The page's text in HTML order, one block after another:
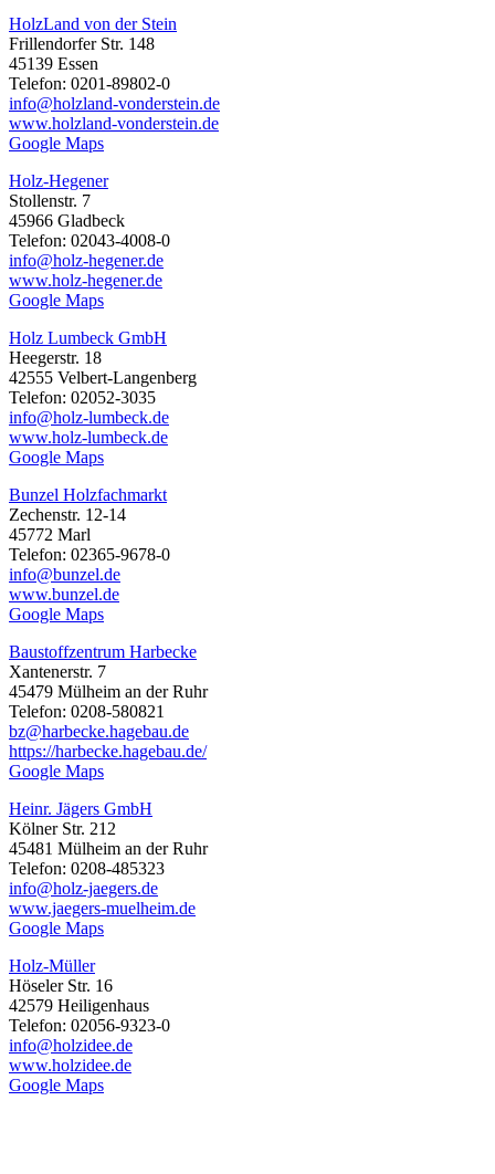
HolzLand von der Stein
Frillendorfer Str. 148
45139 Essen
Telefon: 0201-89802-0
info@holzland-vonderstein.de
www.holzland-vonderstein.de
Google Maps
Holz-Hegener
Stollenstr. 7
45966 Gladbeck
Telefon: 02043-4008-0
info@holz-hegener.de
www.holz-hegener.de
Google Maps
Holz Lumbeck GmbH
Heegerstr. 18
42555 Velbert-Langenberg
Telefon: 02052-3035
info@holz-lumbeck.de
www.holz-lumbeck.de
Google Maps
Bunzel Holzfachmarkt
Zechenstr. 12-14
45772 Marl
Telefon: 02365-9678-0
info@bunzel.de
www.bunzel.de
Google Maps
Baustoffzentrum Harbecke
Xantenerstr. 7
45479 Mülheim an der Ruhr
Telefon: 0208-580821
bz@harbecke.hagebau.de
https://harbecke.hagebau.de/
Google Maps
Heinr. Jägers GmbH
Kölner Str. 212
45481 Mülheim an der Ruhr
Telefon: 0208-485323
info@holz-jaegers.de
www.jaegers-muelheim.de
Google Maps
Holz-Müller
Höseler Str. 16
42579 Heiligenhaus
Telefon: 02056-9323-0
info@holzidee.de
www.holzidee.de
Google Maps